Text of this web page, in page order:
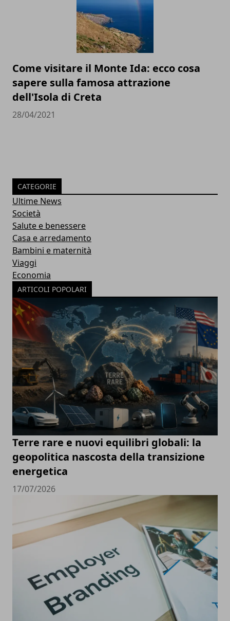
Come visitare il Monte Ida: ecco cosa
sapere sulla famosa attrazione
dell'Isola di Creta
28/04/2021
CATEGORIE
Ultime News
Società
Salute e benessere
Casa e arredamento
Bambini e maternità
Viaggi
Economia
ARTICOLI POPOLARI
Terre rare e nuovi equilibri globali: la
geopolitica nascosta della transizione
energetica
17/07/2026